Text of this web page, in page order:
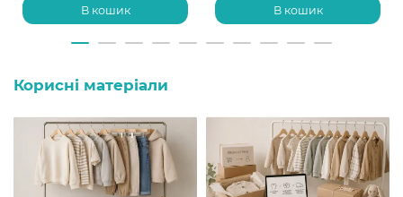
В кошик В кошик
Корисні матеріали